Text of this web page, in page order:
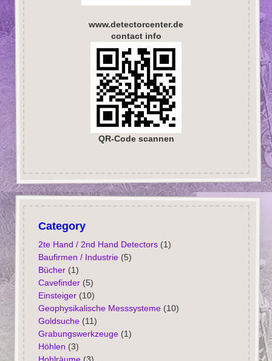
www.detectorcenter.de
contact info
QR-Code scannen
Category
2te Hand / 2nd Hand Detectors(1)
Baufirmen / Industrie(5)
Bücher(1)
Cavefinder(5)
Einsteiger(10)
Geophysikalische Messsysteme(10)
Goldsuche(11)
Grabungswerkzeuge(1)
Höhlen (3)